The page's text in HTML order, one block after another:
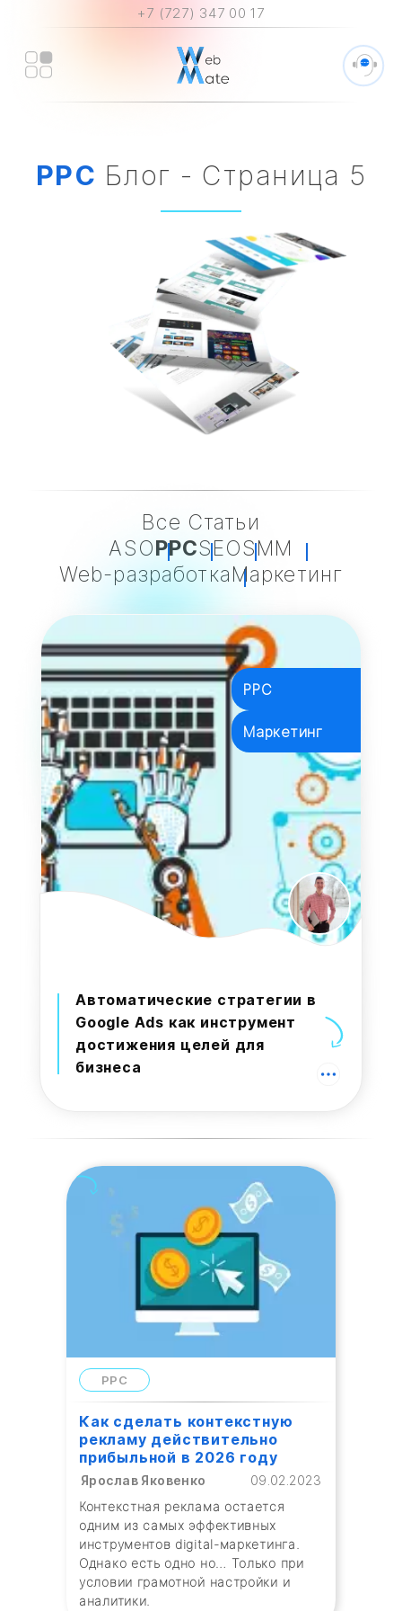
+7 (727) 347 00 17
PPC Блог - Страница 5
Все Статьи
ASOPPCSEOSMM
Web-разработкаМаркетинг
Автоматические стратегии в
Google Ads как инструмент
достижения целей для
бизнеса
PPC
Маркетинг
PPC
Как сделать контекстную
рекламу действительно
прибыльной в 2026 году
Ярослав Яковенко
09.02.2023
Контекстная реклама остается
одним из самых эффективных
инструментов digital-маркетинга.
Однако есть одно но… Только при
условии грамотной настройки и
аналитики.